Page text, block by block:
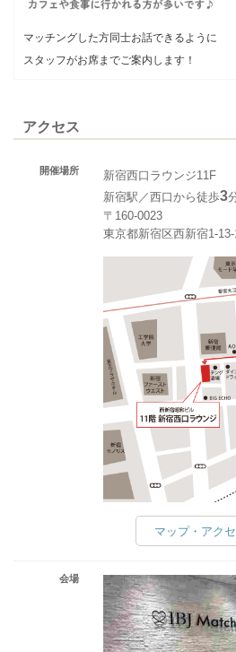
マッチングした方同士お話できるように
スタッフがお席までご案内します！
アクセス
開催場所
新宿西口ラウンジ11F
新宿駅／西口から徒歩3
〒160-0023
東京都新宿区西新宿1-
マップ・アク
会場